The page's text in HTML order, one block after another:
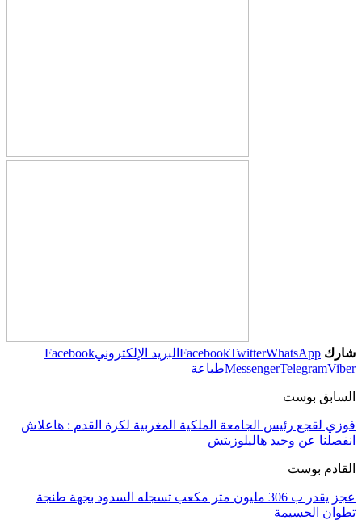
شارك FacebookTwitterWhatsApp البريد الإلكترونيFacebook
MessengerTelegramViber طباعة
السابق بوست
فوزي لقجع رئيس الجامعة الملكية المغربية لكرة القدم : هاعلاش
انفصلنا عن وحيد هاليلوزيتش
القادم بوست
عجز يقدر ب 306 مليون متر مكعب تسجله السدود بجهة طنجة
تطوان الحسيمة